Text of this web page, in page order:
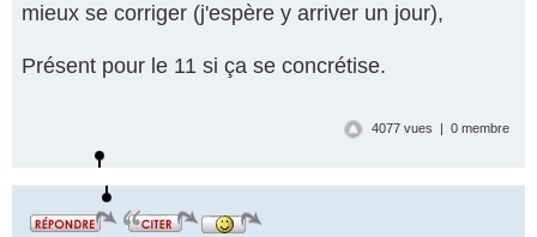
mieux se corriger (j'espère y arriver un jour),
Présent pour le 11 si ça se concrétise.
4077 vues | 0 membre